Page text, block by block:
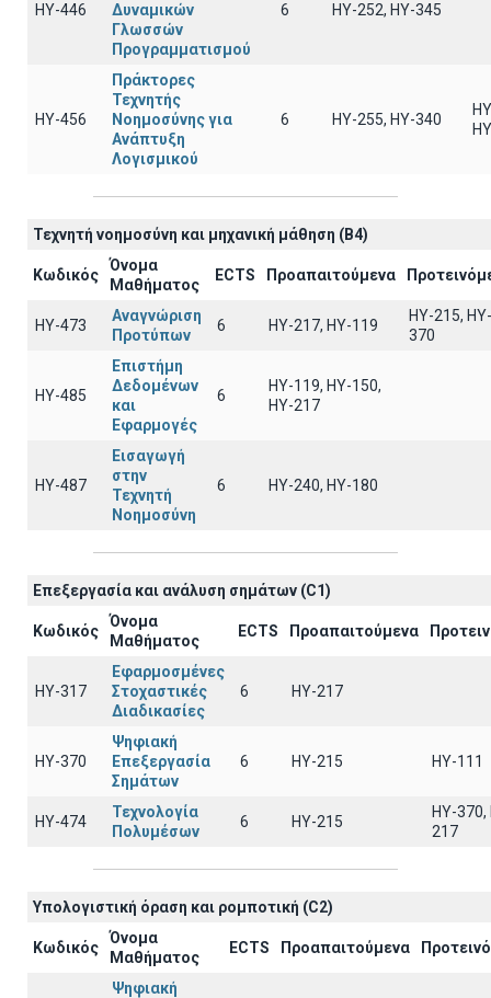
ΗΥ-446
Δυναμικών
Γλωσσών
Προγραμματισμού
6 ΗΥ-252, ΗΥ-345
ΗΥ-456
Πράκτορες
Τεχνητής
Νοημοσύνης για
Ανάπτυξη
Λογισμικού
6 ΗΥ-255, ΗΥ-340
Τεχνητή νοημοσύνη και μηχανική μάθηση (B4)
Κωδικός
Όνομα
Μαθήματος
ECTS Προαπαιτούμενα
ΗΥ-473
Αναγνώριση
Προτύπων
6 HY-217, HY-119
HY-215, HY-
370
ΗΥ-485
Επιστήμη
Δεδομένων
και
Εφαρμογές
6
ΗΥ-119, ΗΥ-150,
ΗΥ-217
ΗΥ-487
Εισαγωγή
στην
Τεχνητή
Νοημοσύνη
6 HY-240, HY-180
Επεξεργασία και ανάλυση σημάτων (C1)
Κωδικός
Όνομα
Μαθήματος
ECTS Προαπαιτούμενα
ΗΥ-317
Εφαρμοσμένες
Στοχαστικές
Διαδικασίες
6 HY-217
ΗΥ-370
Ψηφιακή
Επεξεργασία
Σημάτων
6 HY-215 HY-111
ΗΥ-474
Τεχνολογία
Πολυμέσων
6 HY-215
HY-370,
217
Υπολογιστική όραση και ρομποτική (C2)
Κωδικός
Όνομα
Μαθήματος
ECTS Προαπαιτούμενα
Ψηφιακή